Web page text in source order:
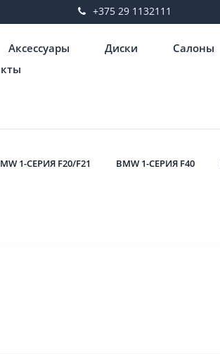
+375 29 1132111
Аксессуары Диски
Салоны
1-СЕРИЯ F20/F21 BMW 1-СЕРИЯ F40